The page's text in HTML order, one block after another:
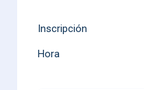
Inscripción
Hora